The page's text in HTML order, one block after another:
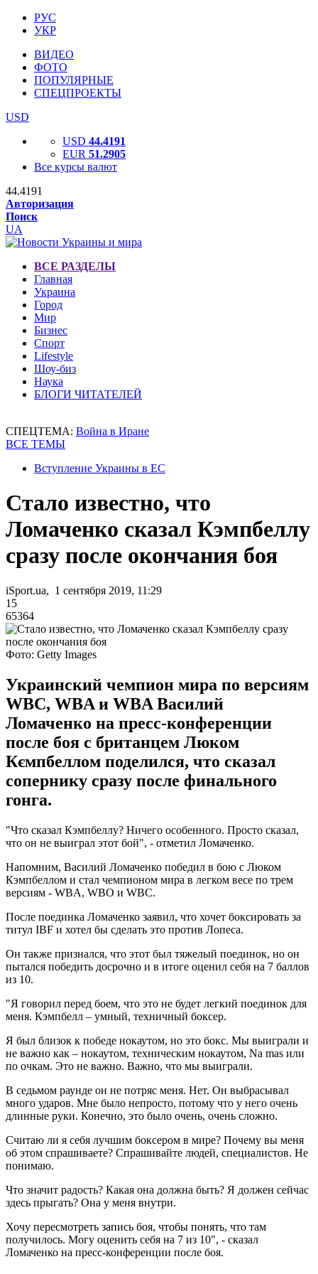
РУС
УКР
ВИДЕО
ФОТО
ПОПУЛЯРНЫЕ
СПЕЦПРОЕКТЫ
USD
USD 44.4191
EUR 51.2905
Все курсы валют
44.4191
Авторизация
Поиск
UA
ВСЕ РАЗДЕЛЫ
Главная
Украина
Город
Мир
Бизнес
Спорт
Lifestyle
Шоу-биз
Наука
БЛОГИ ЧИТАТЕЛЕЙ
СПЕЦТЕМА: Война в Иране
ВСЕ ТЕМЫ
Вступление Украины в ЕС
Стало известно, что
Ломаченко сказал Кэмпбеллу
сразу после окончания боя
iSport.ua, 1 сентября 2019, 11:29
15
65364
Фото: Getty Images
Украинский чемпион мира по версиям
WBC, WBA и WBA Василий
Ломаченко на пресс-конференции
после боя с британцем Люком
Кємпбеллом поделился, что сказал
сопернику сразу после финального
гонга.
"Что сказал Кэмпбеллу? Ничего особенного. Просто сказал,
что он не выиграл этот бой", - отметил Ломаченко.
Напомним, Василий Ломаченко победил в бою с Люком
Кэмпбеллом и стал чемпионом мира в легком весе по трем
версиям - WBA, WBO и WBC.
После поединка Ломаченко заявил, что хочет боксировать за
титул IBF и хотел бы сделать это против Лопеса.
Он также признался, что этот был тяжелый поединок, но он
пытался победить досрочно и в итоге оценил себя на 7 баллов
из 10.
"Я говорил перед боем, что это не будет легкий поединок для
меня. Кэмпбелл – умный, техничный боксер.
Я был близок к победе нокаутом, но это бокс. Мы выиграли и
не важно как – нокаутом, техническим нокаутом, Na mas или
по очкам. Это не важно. Важно, что мы выиграли.
В седьмом раунде он не потряс меня. Нет. Он выбрасывал
много ударов. Мне было непросто, потому что у него очень
длинные руки. Конечно, это было очень, очень сложно.
Считаю ли я себя лучшим боксером в мире? Почему вы меня
об этом спрашиваете? Спрашивайте людей, специалистов. Не
понимаю.
Что значит радость? Какая она должна быть? Я должен сейчас
здесь прыгать? Она у меня внутри.
Хочу пересмотреть запись боя, чтобы понять, что там
получилось. Могу оценить себя на 7 из 10", - сказал
Ломаченко на пресс-конференции после боя.